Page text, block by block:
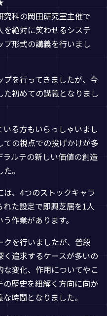
科の岡田研究室主催で
を絶対に笑わせるシステ
形式の講義を行いまし
を行ってきましたが、今
初めての講義となりまし
る方もいらっしゃいまし
の視点での投げかけが多
ラルテの新しい価値の創造
。
、4つのストックキャラ
た設定で即興芝居を1人
作業があります。
クを行いましたが、普段
追求するケースが多いの
変化、作用についてやこ
歴史を紐解く方向に向か
時間となりました。